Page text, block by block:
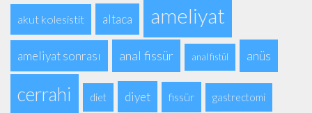
akut kolesistit altaca ameliyat
ameliyat sonrası anal fissür anal fistül anüs
cerrahi diet diyet fissür gastrectomi